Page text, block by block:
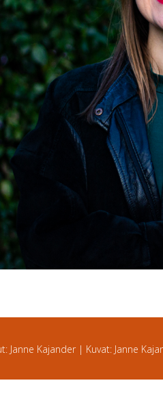
Janne Kajander | Kuvat: Janne